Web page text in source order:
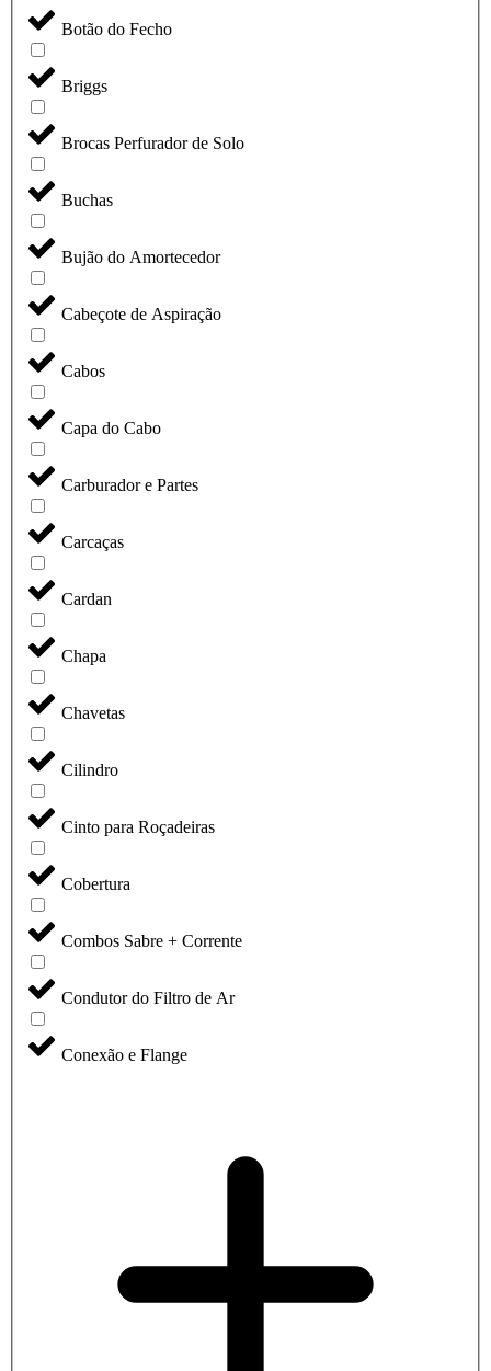
Botão do Fecho
Briggs
Brocas Perfurador de Solo
Buchas
Bujão do Amortecedor
Cabeçote de Aspiração
Cabos
Capa do Cabo
Carburador e Partes
Carcaças
Cardan
Chapa
Chavetas
Cilindro
Cinto para Roçadeiras
Cobertura
Combos Sabre + Corrente
Condutor do Filtro de Ar
Conexão e Flange